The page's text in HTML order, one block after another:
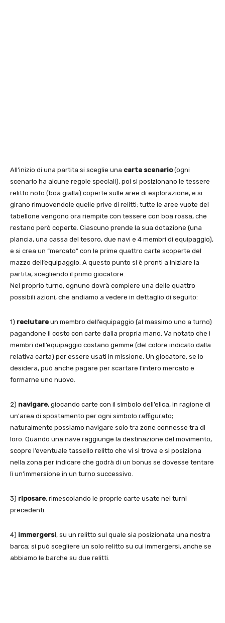
All’inizio di una partita si sceglie una carta scenario(ogni
scenario ha alcune regole speciali), poi si posizionano le tessere
relitto noto (boa gialla) coperte sulle aree di esplorazione, e si
girano rimuovendole quelle prive di relitti; tutte le aree vuote del
tabellone vengono ora riempite con tessere con boa rossa, che
restano però coperte. Ciascuno prende la sua dotazione (una
plancia, una cassa del tesoro, due navi e 4 membri di equipaggio),
e si crea un “mercato” con le prime quattro carte scoperte del
mazzo dell’equipaggio. A questo punto si è pronti a iniziare la
partita, scegliendo il primo giocatore.
Nel proprio turno, ognuno dovrà compiere una delle quattro
possibili azioni, che andiamo a vedere in dettaglio di seguito:
1) reclutare un membro dell’equipaggio (al massimo uno a turno)
pagandone il costo con carte dalla propria mano. Va notato che i
membri dell’equipaggio costano gemme (del colore indicato dalla
relativa carta) per essere usati in missione. Un giocatore, se lo
desidera, può anche pagare per scartare l’intero mercato e
formarne uno nuovo.
2) navigare, giocando carte con il simbolo dell’elica, in ragione di
un'area di spostamento per ogni simbolo raffigurato;
naturalmente possiamo navigare solo tra zone connesse tra di
loro. Quando una nave raggiunge la destinazione del movimento,
scopre l’eventuale tassello relitto che vi si trova e si posiziona
nella zona per indicare che godrà di un bonus se dovesse tentare
lì un’immersione in un turno successivo.
3) riposare, rimescolando le proprie carte usate nei turni
precedenti.
4) immergersi, su un relitto sul quale sia posizionata una nostra
barca; si può scegliere un solo relitto su cui immergersi, anche se
abbiamo le barche su due relitti.